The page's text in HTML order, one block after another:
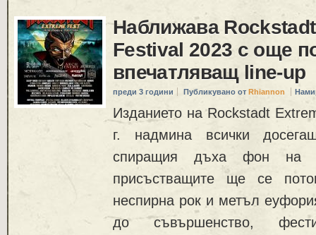
Наближава
Festival 2023 с още
впечатляващ line-up
преди 3 години Публикувано от Rhiannon
Изданието на Rockstadt
г. надмина всички
спиращия дъха фон на
присъстващите ще се
неспирна рок и метъл
до съвършенство,